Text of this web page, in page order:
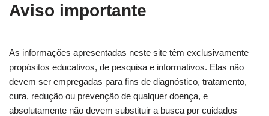
Aviso importante
As informações apresentadas neste site têm exclusivamente
propósitos educativos, de pesquisa e informativos. Elas não
devem ser empregadas para fins de diagnóstico, tratamento,
cura, redução ou prevenção de qualquer doença, e
absolutamente não devem substituir a busca por cuidados